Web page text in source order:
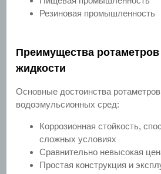
Резиновая промышленность
Преимущества
жидкости
Основные достоинства
водоэмульсионных сред:
Коррозионная стойкость,
сложных условиях
Сравнительно невысокая
Простая конструкция и